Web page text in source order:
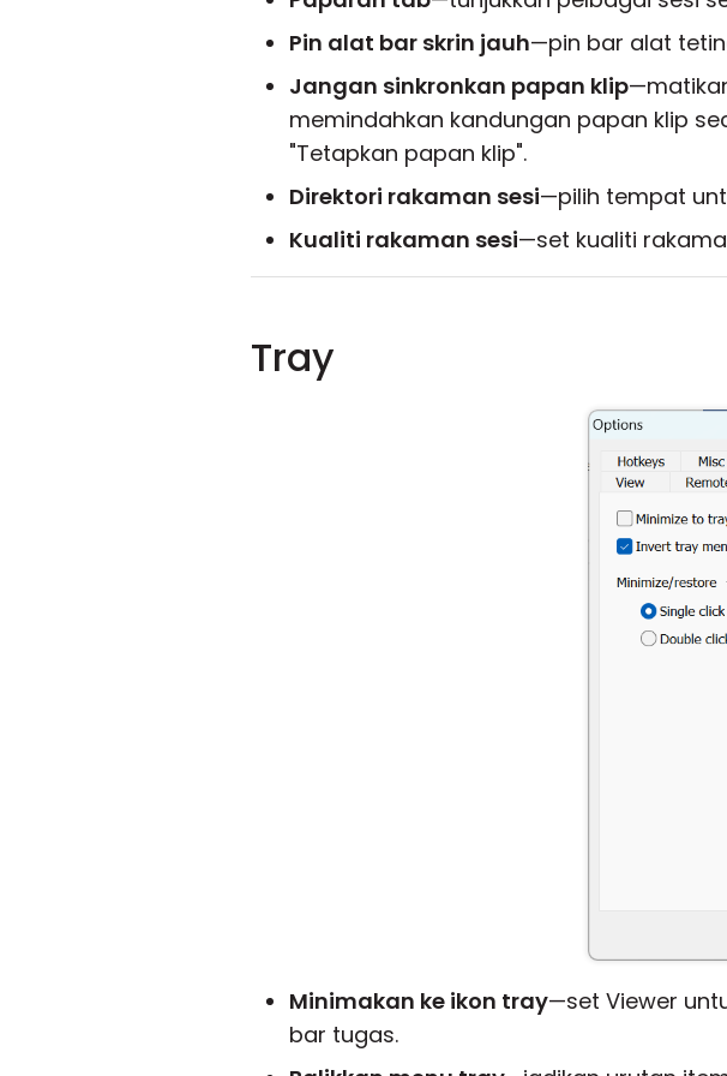
Pin alat bar skrin jauh—pin bar alat
Jangan sinkronkan papan klip
memindahkan kandungan papan klip
"Tetapkan papan klip".
Direktori rakaman sesi—pilih tempat
Kualiti rakaman sesi—set kualiti
Tray
Minimakan ke ikon tray—set Viewer
bar tugas.